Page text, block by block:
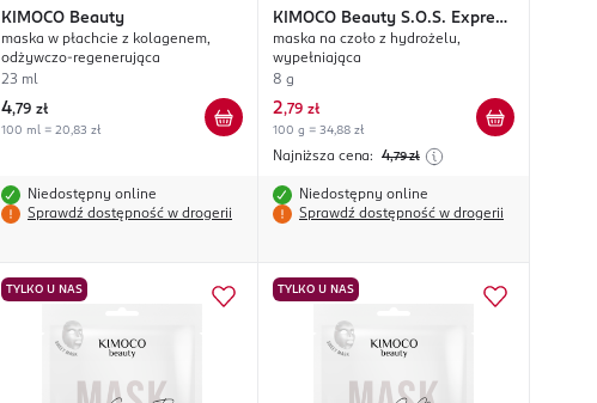
KIMOCO Beauty
maska w płachcie z kolagenem,
odżywczo-regenerująca
23 ml
4,79 zł
100 ml = 20,83 zł
Niedostępny online
Sprawdź dostępność w drogerii
KIMOCO Beauty S.O.S. Express
Lifting Therapy
maska na czoło z hydrożelu,
wypełniająca
8 g
2,79 zł
100 g = 34,88 zł
Najniższa cena: 4,79 zł
Niedostępny online
Sprawdź dostępność w drogerii
TYLKO U NAS TYLKO U NAS